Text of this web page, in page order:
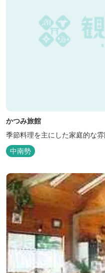
かつみ旅館
季節料理を主にした家庭的な雰
中南勢